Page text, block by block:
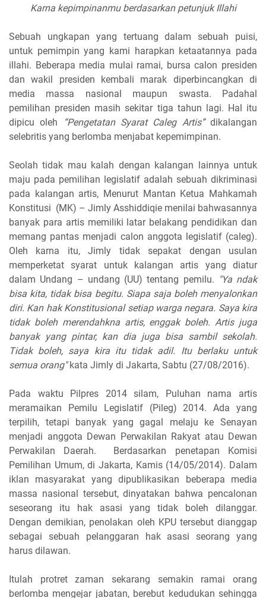
Karna kepimpinanmu berdasarkan petunjuk Illahi
Sebuah ungkapan yang tertuang dalam sebuah puisi,
untuk pemimpin yang kami harapkan ketaatannya pada
illahi. Beberapa media mulai ramai, bursa calon presiden
dan wakil presiden kembali marak diperbincangkan di
media massa nasional maupun swasta. Padahal
pemilihan presiden masih sekitar tiga tahun lagi. Hal itu
dipicu oleh
“Pengetatan Syarat Caleg Artis”dikalangan
selebritis yang berlomba menjabat kepemimpinan.
Seolah tidak mau kalah dengan kalangan lainnya untuk
maju pada pemilihan legislatif adalah sebuah dikriminasi
pada kalangan artis, Menurut Mantan Ketua Mahkamah
Konstitusi (MK) – Jimly Asshiddiqie menilai bahwasannya
banyak para artis memiliki latar belakang pendidikan dan
memang pantas menjadi calon anggota legislatif (caleg).
Oleh karna itu, Jimly tidak sepakat dengan usulan
memperketat syarat untuk kalangan artis yang diatur
dalam Undang – undang (UU) tentang pemilu. "Ya ndak
bisa kita, tidak bisa begitu. Siapa saja boleh menyalonkan
diri. Kan hak Konstitusional setiap warga negara. Saya kira
tidak boleh merendahkna artis, enggak boleh. Artis juga
banyak yang pintar, kan dia juga bisa sambil sekolah.
Tidak boleh, saya kira itu tidak adil. Itu berlaku untuk
semua orang"kata Jimly di Jakarta, Sabtu (27/08/2016).
Pada waktu Pilpres 2014 silam, Puluhan nama artis
meramaikan Pemilu Legislatif (Pileg) 2014. Ada yang
terpilih, tetapi banyak yang gagal melaju ke Senayan
menjadi anggota Dewan Perwakilan Rakyat atau Dewan
Perwakilan Daerah. Berdasarkan penetapan Komisi
Pemilihan Umum, di Jakarta, Kamis (14/05/2014). Dalam
iklan masyarakat yang dipublikasikan beberapa media
massa nasional tersebut, dinyatakan bahwa pencalonan
seseorang itu hak asasi yang tidak boleh dilanggar.
Dengan demikian, penolakan oleh KPU tersebut dianggap
sebagai sebuah pelanggaran hak asasi seorang yang
harus dilawan.
Itulah protret zaman sekarang semakin ramai orang
berlomba mengejar jabatan, berebut kedudukan sehingga